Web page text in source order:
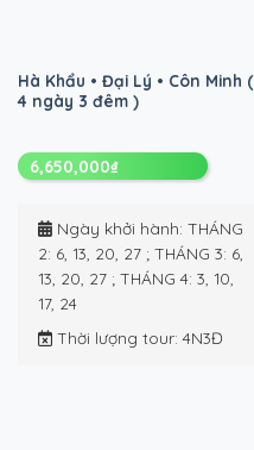
Hà Khẩu • Đại Lý • Côn Minh (
4 ngày 3 đêm )
6,650,000₫
Ngày khởi hành: THÁNG
2: 6, 13, 20, 27 ; THÁNG 3: 6,
13, 20, 27 ; THÁNG 4: 3, 10,
17, 24
Thời lượng tour: 4N3Đ